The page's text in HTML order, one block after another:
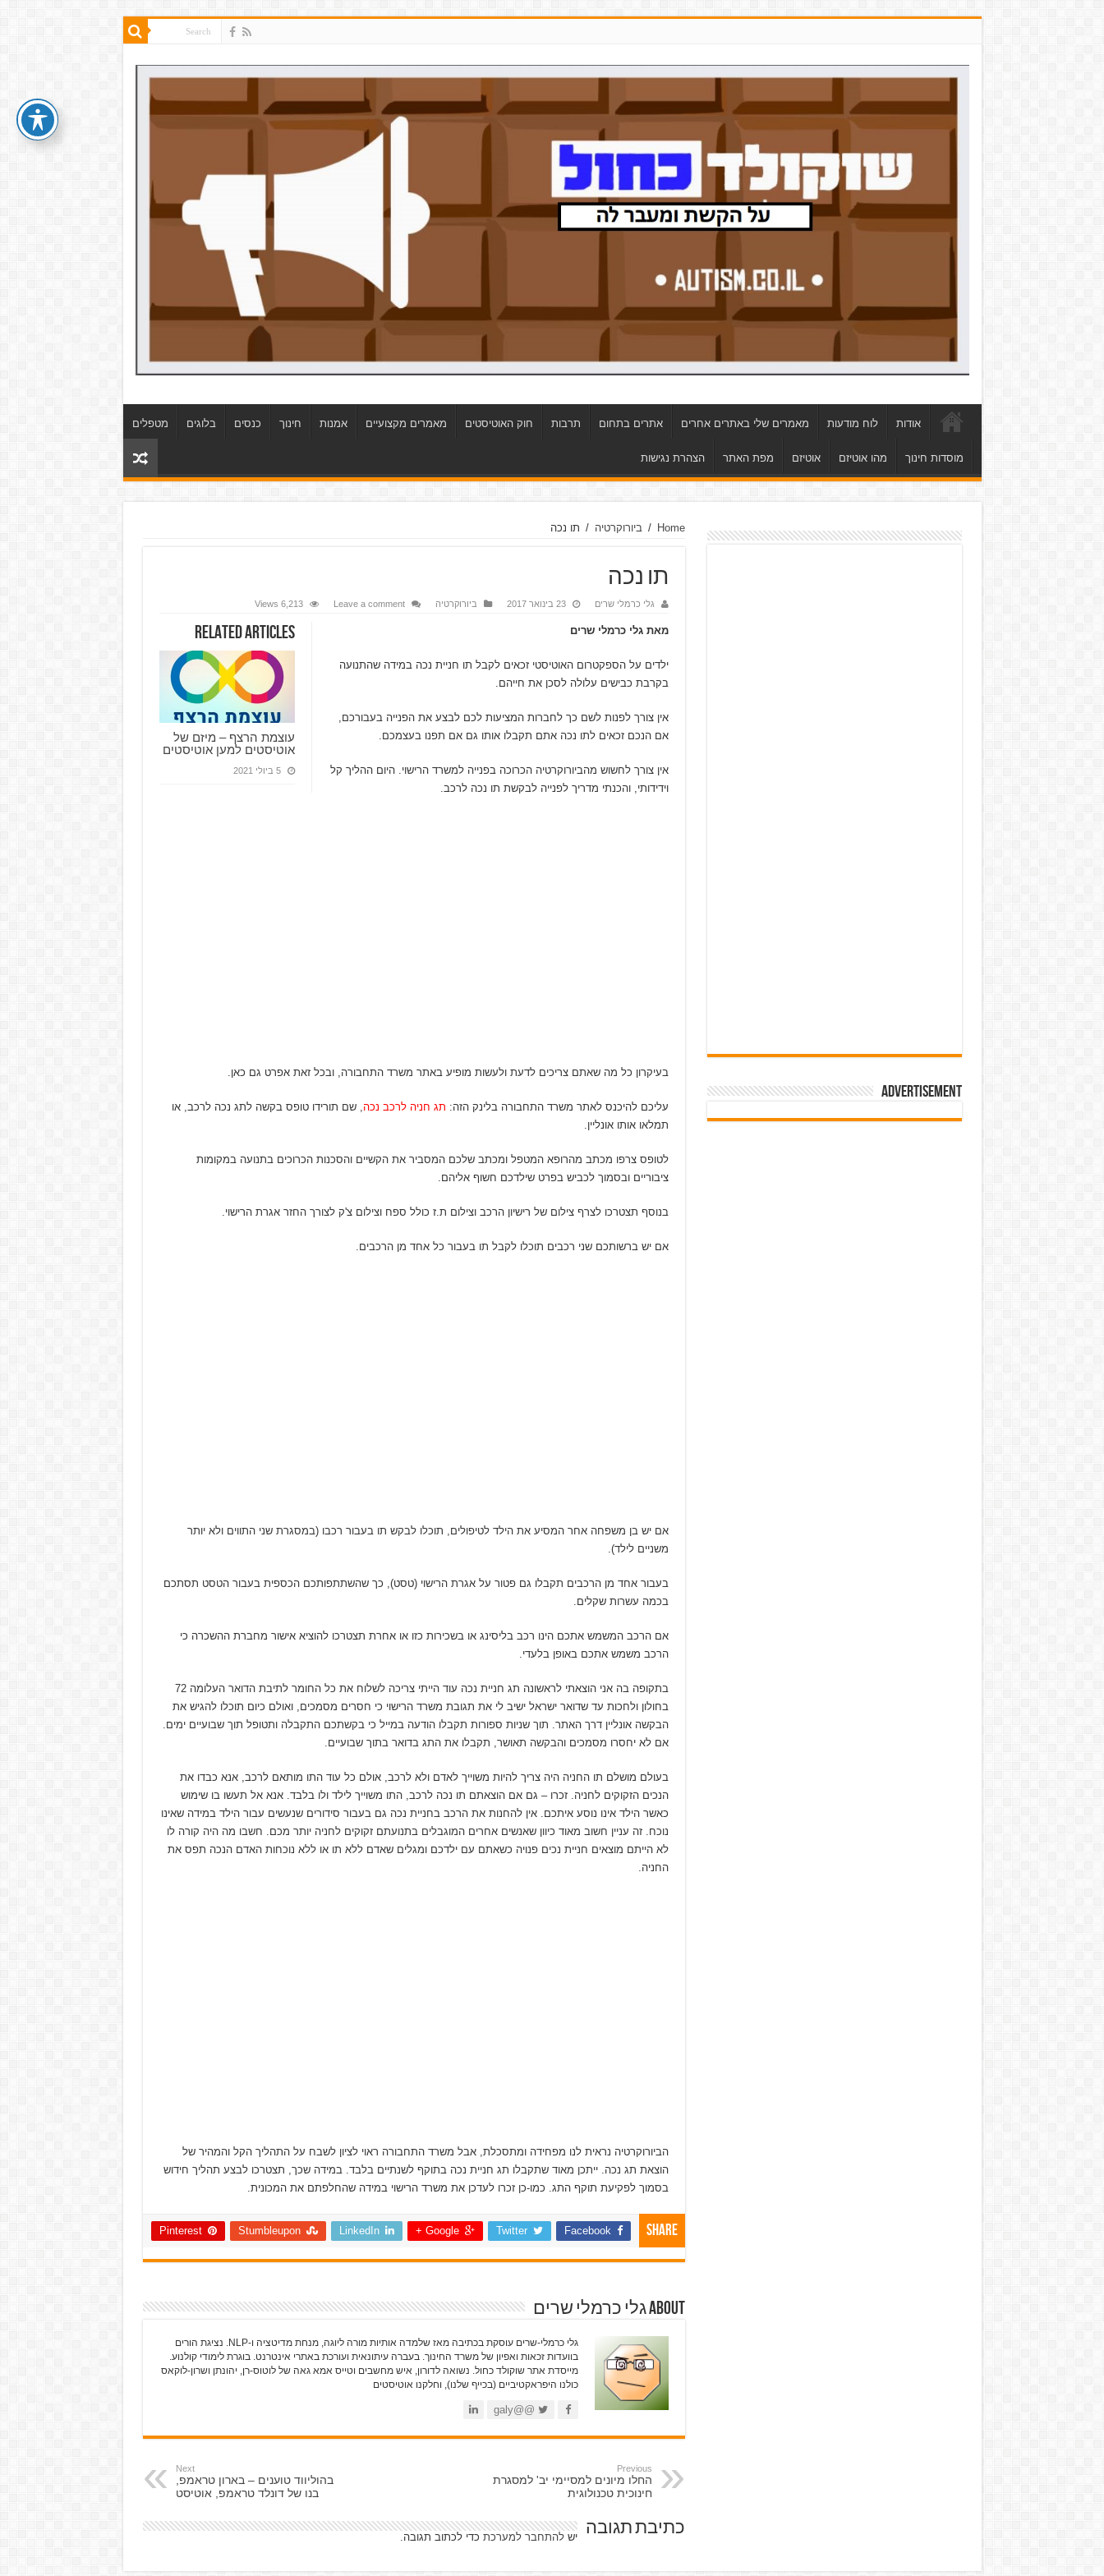
אודות לוח מודעות מאמרים שלי באתרים אחרים אתרים בתחום תרבות חוק האוטיסטים מאמרים מקצועיים אמנות חינוך כנסים בלוגים מטפלים
מוסדות חינוך מהו אוטיזם אוטיזם מפת האתר הצהרת נגישות
Home
/ ביורוקרטיה / תו נכה
תו נכה
גלי כרמלי שרים 23 בינואר 2017 ביורוקרטיה Leave a comment
6,213 Views
Related Articles
עוצמת הרצף – מיזם של
אוטיסטים למען אוטיסטים
5 ביולי 2021
מאת גלי כרמלי שרים
ילדים על הספקטרום האוטיסטי זכאים לקבל תו חניית נכה במידה שהתנועה
בקרבת כבישים עלולה לסכן את חייהם.
אין צורך לפנות לשם כך לחברות המציעות לכם לבצע את הפנייה בעבורכם,
אם הנכם זכאים לתו נכה אתם תקבלו אותו גם אם תפנו בעצמכם.
אין צורך לחשוש מהביורוקרטיה הכרוכה בפנייה למשרד הרישוי. היום ההליך קל
וידידותי, והכנתי מדריך לפנייה לבקשת תו נכה לרכב.
בעיקרון כל מה שאתם צריכים לדעת ולעשות מופיע באתר משרד התחבורה, ובכל זאת אפרט גם כאן.
עליכם להיכנס לאתר משרד התחבורה בלינק הזה: תג חניה לרכב נכה, שם תורידו טופס בקשה לתג נכה לרכב, או
תמלאו אותו אונליין.
לטופס צרפו מכתב מהרופא המטפל ומכתב שלכם המסביר את הקשיים והסכנות הכרוכים בתנועה במקומות
ציבוריים ובסמוך לכביש בפרט שילדכם חשוף אליהם.
בנוסף תצטרכו לצרף צילום של רישיון הרכב וצילום ת.ז כולל ספח וצילום צ'ק לצורך החזר אגרת הרישוי.
אם יש ברשותכם שני רכבים תוכלו לקבל תו בעבור כל אחד מן הרכבים.
אם יש בן משפחה אחר המסיע את הילד לטיפולים, תוכלו לבקש תו בעבור רכבו (במסגרת שני התווים ולא יותר
משניים לילד).
בעבור אחד מן הרכבים תקבלו גם פטור על אגרת הרישוי (טסט), כך שהשתתפותכם הכספית בעבור הטסט תסתכם
בכמה עשרות שקלים.
אם הרכב המשמש אתכם הינו רכב בליסינג או בשכירות כזו או אחרת תצטרכו להוציא אישור מחברת ההשכרה כי
הרכב משמש אתכם באופן בלעדי.
בתקופה בה אני הוצאתי לראשונה תג חניית נכה עוד הייתי צריכה לשלוח את כל החומר לתיבת הדואר העלומה 72
בחולון ולחכות עד שדואר ישראל ישיב לי את תגובת משרד הרישוי כי חסרים מסמכים, ואולם כיום תוכלו להגיש את
הבקשה אונליין דרך האתר. תוך שניות ספורות תקבלו הודעה במייל כי בקשתכם התקבלה ותטופל תוך שבועיים ימים.
אם לא יחסרו מסמכים והבקשה תאושר, תקבלו את התג בדואר בתוך שבועיים.
בעולם מושלם תו החניה היה צריך להיות משוייך לאדם ולא לרכב, אולם כל עוד התו מותאם לרכב, אנא כבדו את
הנכים הזקוקים לחניה. זכרו – גם אם הוצאתם תו נכה לרכב, התו משוייך לילד ולו בלבד. אנא אל תעשו בו שימוש
כאשר הילד אינו נוסע איתכם. אין להחנות את הרכב בחניית נכה גם בעבור סידורים שנעשים עבור הילד במידה שאינו
נוכח. זה עניין חשוב מאוד כיוון שאנשים אחרים המוגבלים בתנועתם זקוקים לחניה יותר מכם. חשבו מה היה קורה לו
לא הייתם מוצאים חניית נכים פנויה כשאתם עם ילדכם ומגלים שאדם ללא תו או ללא נוכחות האדם הנכה תפס את
החניה.
הביורוקרטיה נראית לנו מפחידה ומתסכלת, אבל משרד התחבורה ראוי לציון לשבח על התהליך הקל והמהיר של
הוצאת תג נכה. ייתכן מאוד שתקבלו תג חניית נכה בתוקף לשנתיים בלבד. במידה שכך, תצטרכו לבצע תהליך חידוש
בסמוך לפקיעת תוקף התג. כמו-כן זכרו לעדכן את משרד הרישוי במידה שהחלפתם את המכונית.
Share
Facebook
Twitter
Google +
LinkedIn
Stumbleupon
Pinterest
About גלי כרמלי שרים
גלי כרמלי-שרים עוסקת בכתיבה מאז שלמדה אותיות מורה ליוגה, מנחת מדיטציה ו-NLP. נציגת הורים
בוועדות זכאות ואפיון של משרד החינוך. בעברה עיתונאית ועורכת באתרי אינטרנט. בוגרת לימודי קולנוע.
מייסדת אתר שוקולד כחול. נשואה לדורון, איש מחשבים וטייס אמא גאה של לוטוס-רן, יהונתן ושרון-לוקאס
כולנו היפראקטיביים (בכייף שלנו), וחלקנו אוטיסטים
@@galy
Previous
החלו מיונים למסיימי יב' למסגרת
חינוכית טכנולוגית
Next
בהוליווד טוענים – בארון טראמפ,
בנו של דונלד טראמפ, אוטיסט
כתיבת תגובה ישלהתחבר למערכת כדי לכתוב תגובה.
Advertisement